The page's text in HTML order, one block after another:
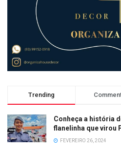
Trending
Conheça a história
flanelinha que virou
FEVEREIRO 26, 2024